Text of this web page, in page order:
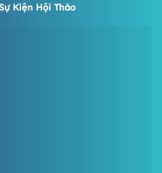
Kiện Hội Thảo